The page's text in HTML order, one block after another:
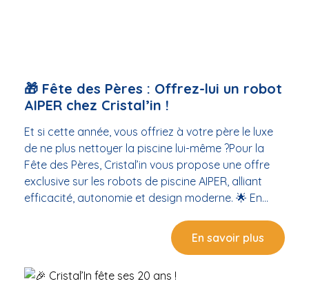
🎁 Fête des Pères : Offrez-lui un robot
AIPER chez Cristal’in !
Et si cette année, vous offriez à votre père le luxe
de ne plus nettoyer la piscine lui-même ?Pour la
Fête des Pères, Cristal’in vous propose une offre
exclusive sur les robots de piscine AIPER, alliant
efficacité, autonomie et design moderne. 🌟 En
Scuba N1 à 499 € TTC Robot AIPER Scuba N1 Pro à
899 € TTC💧 Garantie 3 ans en magasin "Le
cadeau qui bosse pendant qu’il se repose."Idéal
pour les papas qui veulent une eau impeccable
En savoir plus